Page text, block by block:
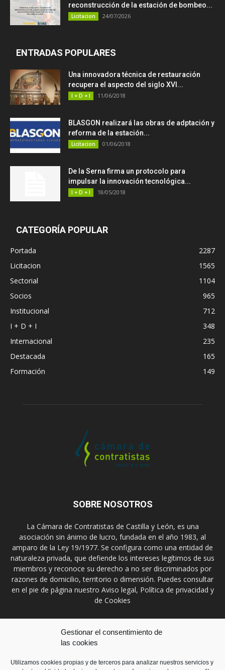
Gestionar el consentimiento de
las cookies
Utilizamos cookies propias y de terceros para analizar nuestros servicios y
reconstrucción de la estación de bombeo...
Licitacion 24/07/2026
ENTRADAS POPULARES
Una innovadora técnica de restauración
recupera el aspecto del siglo XVI...
I + D + I 11/06/2018
BLASGON realizará las obras de adptación y
reforma de la estación...
Licitacion 01/06/2018
De la Serna firma un protocolo para
impulsar la innovación tecnológica...
I + D + I 18/05/2018
CATEGORÍA POPULAR
Portada
2287
Licitacion
1565
Sectorial
1104
Socios
965
Institucional
712
I + D + I
348
Internacional
235
Destacada
165
Formación
149
SOBRE NOSOTROS
La Cámara de Contratistas de Castilla y León, es una
asociación sin ánimo de lucro, fundada en el año 1983, al
amparo de la Ley 19/1977. Se configura como una entidad de
naturaleza privada, que defiende los intereses legítimos de sus
miembros y reconoce su derecho a no ser discriminados por
razones de domicilio, territorio o dimensión. Puedes consultar
en el pie de página nuestro Aviso legal, Política de privacidad y
de Cookies
Contáctanos:prensa@ccontratistascyl.es
SÍGUENOS